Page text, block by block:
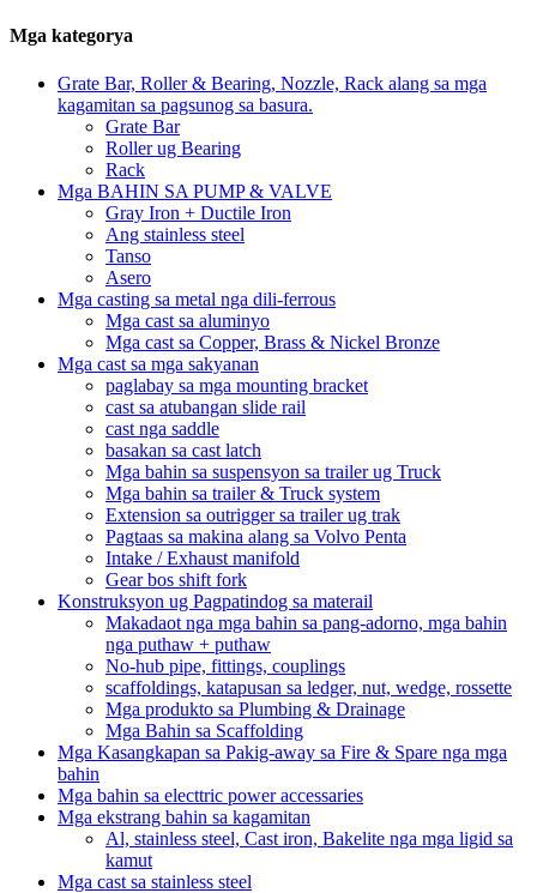
Mga kategorya
Grate Bar, Roller & Bearing, Nozzle, Rack alang sa mga
kagamitan sa pagsunog sa basura.
Grate Bar
Roller ug Bearing
Rack
Mga BAHIN SA PUMP & VALVE
Gray Iron + Ductile Iron
Ang stainless steel
Tanso
Asero
Mga casting sa metal nga dili-ferrous
Mga cast sa aluminyo
Mga cast sa Copper, Brass & Nickel Bronze
Mga cast sa mga sakyanan
paglabay sa mga mounting bracket
cast sa atubangan slide rail
cast nga saddle
basakan sa cast latch
Mga bahin sa suspensyon sa trailer ug Truck
Mga bahin sa trailer & Truck system
Extension sa outrigger sa trailer ug trak
Pagtaas sa makina alang sa Volvo Penta
Intake / Exhaust manifold
Gear bos shift fork
Konstruksyon ug Pagpatindog sa materail
Makadaot nga mga bahin sa pang-adorno, mga bahin
nga puthaw + puthaw
No-hub pipe, fittings, couplings
scaffoldings, katapusan sa ledger, nut, wedge, rossette
Mga produkto sa Plumbing & Drainage
Mga Bahin sa Scaffolding
Mga Kasangkapan sa Pakig-away sa Fire & Spare nga mga
bahin
Mga bahin sa electtric power accessaries
Mga ekstrang bahin sa kagamitan
Al, stainless steel, Cast iron, Bakelite nga mga ligid sa
kamut
Mga cast sa stainless steel